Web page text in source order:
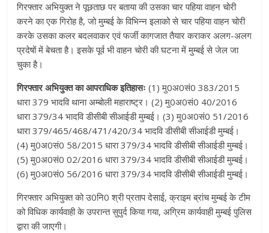
गिरफ्तार अभियुक्त ने पूछताछ पर बताया की उसका चार पहिया वाहन चोरी
करने का एक गिरोह है, जो मुम्बई के विभिन्न इलाको से चार पहिया वाहन चोरी
करके उसका कलर बदलवाकर एवं फर्जी कागजात तैयार कराकर अलग-अलग
प्रदेषों में बेचता है। इसके पूर्व भी वाहन चोरी की घटना में मुम्बई से जेल जा
चुका है।
गिरफ्तार अभियुक्त का आपराधिक इतिहासः (1) मु0अ0सं0 383/2015
धारा 379 भादवि थाना अम्बोली महाराष्ट्र। (2) मु0अ0सं0 40/2016
धारा 379/34 भादवि डीसीबी सीआईडी मुम्बई। (3) मु0अ0सं0 51/2016
धारा 379/465/468/471/420/34 भादवि डीसीबी सीआईडी मुम्बई।
(4) मु0अ0सं0 58/2015 धारा 379/34 भादवि डीसीबी सीआईडी मुम्बई।
(5) मु0अ0सं0 02/2016 धारा 379/34 भादवि डीसीबी सीआईडी मुम्बई।
(6) मु0अ0सं0 56/2016 धारा 379/34 भादवि डीसीबी सीआईडी मुम्बई।
गिरफ्तार अभियुक्त को उ0नि0 श्री प्रताप देसाई, क्राइम ब्रांच मुम्बई के टीम
को विधिक कार्यवाही के उपरान्त सुपुर्द किया गया, अग्रिम कार्यवाही मुम्बई पुलिस
द्वारा की जाएगी।